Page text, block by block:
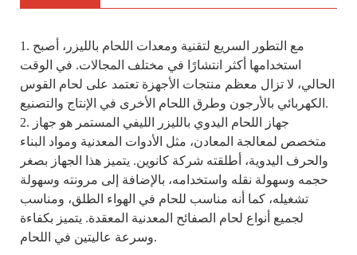
1. مع التطور السريع لتقنية ومعدات اللحام بالليزر، أصبح
استخدامها أكثر انتشارًا في مختلف المجالات. في الوقت
الحالي، لا تزال معظم منتجات الأجهزة تعتمد على لحام القوس
الكهربائي بالأرجون وطرق اللحام الأخرى في الإنتاج والتصنيع.
2. جهاز اللحام اليدوي بالليزر الليفي المستمر هو جهاز
متخصص لمعالجة المعادن، مثل الأدوات المعدنية ومواد البناء
والحرف اليدوية، أطلقته شركة كانوين. يتميز هذا الجهاز بصغر
حجمه وسهولة نقله واستخدامه، بالإضافة إلى مرونته وسهولة
تشغيله، كما أنه مناسب للحام في الهواء الطلق، ومناسب
لجميع أنواع لحام الصفائح المعدنية المعقدة. يتميز بكفاءة
وسرعة عاليتين في اللحام.